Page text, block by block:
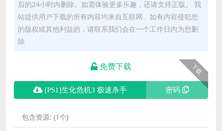
后的24小时内删除。如需体验更多乐趣，还请支持正版。 我
站提供用户下载的所有内容均来自互联网。如有内容侵犯您
的版权或其他利益的，请联系我们会在一个工作日内为您删
除
下载
免费下载
[PS1]生化危机3 极速杀手 密码
包含资源: (1个)